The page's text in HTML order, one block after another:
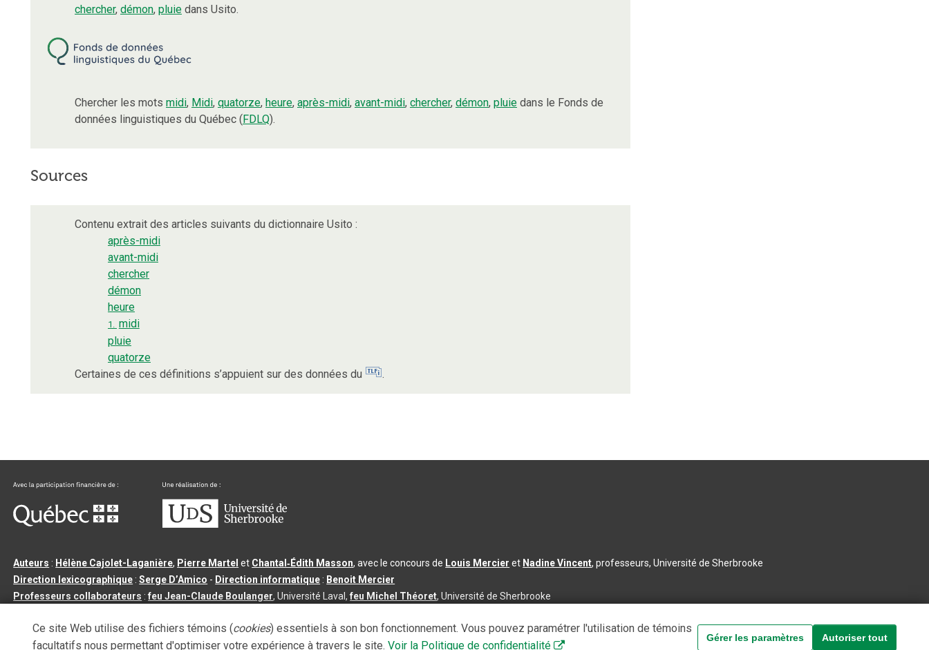
chercher, démon, pluie dans Usito.
Chercher les mots midi, Midi, quatorze, heure, après-midi, avant-midi, chercher, démon, pluie dans le Fonds de
données linguistiques du Québec (FDLQ).
Sources
Contenu extrait des articles suivants du dictionnaire Usito :
après-midi
avant-midi
chercher
démon
heure
1. midi
pluie
quatorze
Certaines de ces définitions s’appuient sur des données du
.
Auteurs : Hélène Cajolet-Laganière, Pierre Martel et Chantal‑Édith Masson, avec le concours de Louis Mercier et Nadine Vincent, professeurs, Université de Sherbrooke
Direction lexicographique :Serge D’Amico - Direction informatique : Benoit Mercier
Professeurs collaborateurs :feu Jean-Claude Boulanger, Université Laval,feu Michel Théoret, Université de Sherbrooke
Tous droits réservés©Université de Sherbrooke |3.2.2- Dernière mise à jour du contenu :2026-08-03
Ce site Web utilise des fichiers témoins (cookies) essentiels à son bon fonctionnement. Vous pouvez paramétrer l'utilisation de témoins
facultatifs nous permettant d'optimiser votre expérience à travers le site. Voir la Politique de confidentialité
Gérer les paramètres Autoriser tout